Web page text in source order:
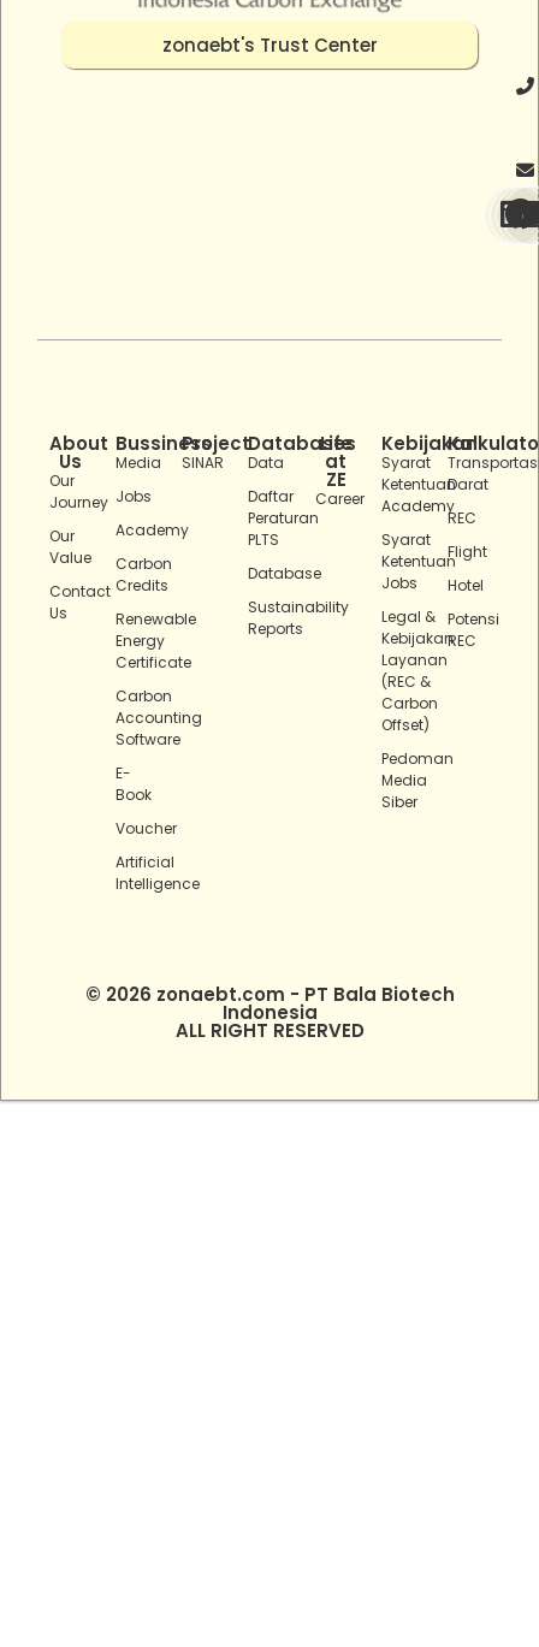
zonaebt's Trust Center
About
Us
Our
Journey
Our
Value
Contact
Us
Bussiness
Media
Jobs
Academy
Carbon
Credits
Renewable
Energy
Certificate
Carbon
Accounting
Software
E-
Book
Voucher
Artificial
Intelligence
Project
SINAR
Databases
Data
Daftar
Peraturan
PLTS
Database
Sustainability
Reports
Life
at
ZE
Career
Kebijakan
Syarat
Ketentuan
Academy
Syarat
Ketentuan
Jobs
Legal &
Kebijakan
Layanan
(REC &
Carbon
Offset)
Pedoman
Media
Siber
Darat
REC
Flight
Hotel
Potensi
REC
© 2026 zonaebt.com - PT Bala Biotech
Indonesia
ALL RIGHT RESERVED